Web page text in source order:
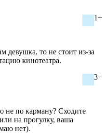
1+
девушка, то не стоит из-за
кинотеатра.
3+
не по карману? Сходите
на прогулку, ваша
нет).